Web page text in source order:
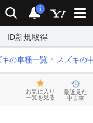
検索 通知
i
ID新規取得
キの車種一覧 スズキの
お気に入り
一覧を見る
最近見た
中古車